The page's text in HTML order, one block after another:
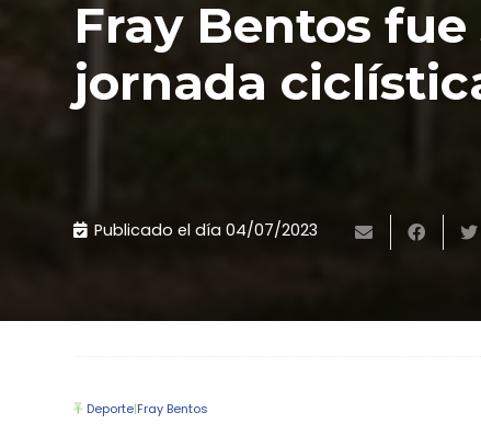
Fray Bentos
jornada
Publicado el día 04/07/2023
Deporte|Fray Bentos